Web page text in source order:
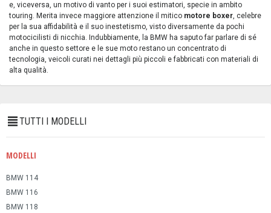
e, viceversa, un motivo di vanto per i suoi estimatori, specie in ambito
touring. Merita invece maggiore attenzione il mitico motore boxer, celebre
per la sua affidabilità e il suo inestetismo, visto diversamente da pochi
motocicilisti di nicchia. Indubbiamente, la BMW ha saputo far parlare di sé
anche in questo settore e le sue moto restano un concentrato di
tecnologia, veicoli curati nei dettagli più piccoli e fabbricati con materiali di
alta qualità.
TUTTI I MODELLI
MODELLI
BMW 114
BMW 116
BMW 118